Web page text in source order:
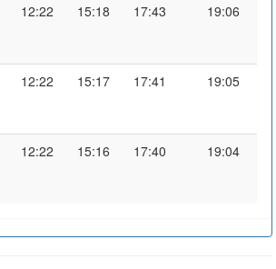
12:22 15:18 17:43 19:06
12:22 15:17 17:41 19:05
12:22 15:16 17:40 19:04